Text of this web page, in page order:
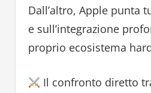
Dall’altro, Apple punta
e sull’integrazione
proprio ecosistema
Il confronto diretto